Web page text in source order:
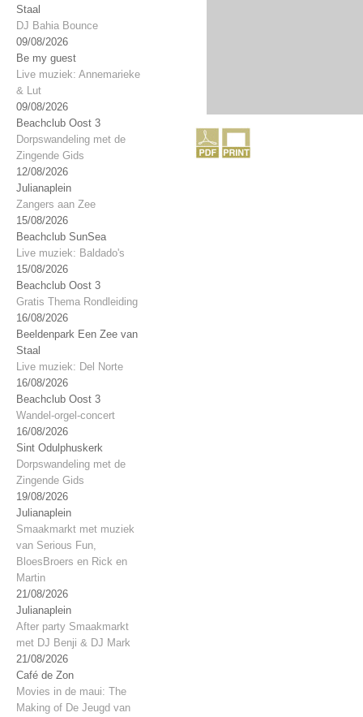
Staal
DJ Bahia Bounce
09/08/2026
Be my guest
Live muziek: Annemarieke
& Lut
09/08/2026
Beachclub Oost 3
Dorpswandeling met de
Zingende Gids
12/08/2026
Julianaplein
Zangers aan Zee
15/08/2026
Beachclub SunSea
Live muziek: Baldado's
15/08/2026
Beachclub Oost 3
Gratis Thema Rondleiding
16/08/2026
Beeldenpark Een Zee van
Staal
Live muziek: Del Norte
16/08/2026
Beachclub Oost 3
Wandel-orgel-concert
16/08/2026
Sint Odulphuskerk
Dorpswandeling met de
Zingende Gids
19/08/2026
Julianaplein
Smaakmarkt met muziek
van Serious Fun,
BloesBroers en Rick en
Martin
21/08/2026
Julianaplein
After party Smaakmarkt
met DJ Benji & DJ Mark
21/08/2026
Café de Zon
Movies in de maui: The
Making of De Jeugd van